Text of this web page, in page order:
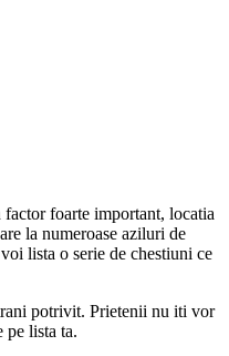
foarte important, locatia
la numeroase aziluri de
lista o serie de chestiuni ce
potrivit. Prietenii nu iti vor
pe lista ta.